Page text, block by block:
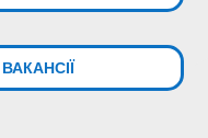
ВАКАНСІЇ